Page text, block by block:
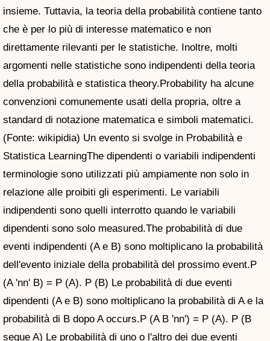
insieme. Tuttavia, la teoria della probabilità contiene tanto
che è per lo più di interesse matematico e non
direttamente rilevanti per le statistiche. Inoltre, molti
argomenti nelle statistiche sono indipendenti della teoria
della probabilità e statistica theory.Probability ha alcune
convenzioni comunemente usati della propria, oltre a
standard di notazione matematica e simboli matematici.
(Fonte: wikipidia) Un evento si svolge in Probabilità e
Statistica LearningThe dipendenti o variabili indipendenti
terminologie sono utilizzati più ampiamente non solo in
relazione alle proibiti gli esperimenti. Le variabili
indipendenti sono quelli interrotto quando le variabili
dipendenti sono solo measured.The probabilità di due
eventi indipendenti (A e B) sono moltiplicano la probabilità
dell'evento iniziale della probabilità del prossimo event.P
(A 'nn' B) = P (A). P (B) Le probabilità di due eventi
dipendenti (A e B) sono moltiplicano la probabilità di A e la
probabilità di B dopo A occurs.P (A B 'nn') = P (A). P (B
segue A) Le probabilità di uno o l'altro dei due eventi